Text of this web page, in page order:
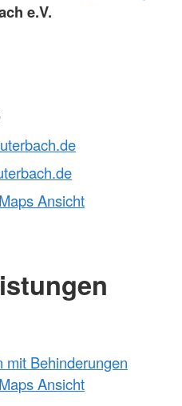
e.V.
Ansicht
mit Behinderungen
Ansicht